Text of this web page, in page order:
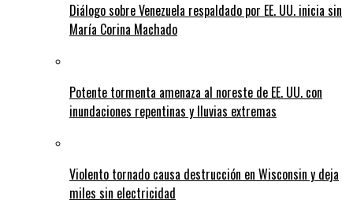
Diálogo sobre Venezuela respaldado por EE. UU. inicia sin
María Corina Machado
Potente tormenta amenaza al noreste de EE. UU. con
inundaciones repentinas y lluvias extremas
Violento tornado causa destrucción en Wisconsin y deja
miles sin electricidad